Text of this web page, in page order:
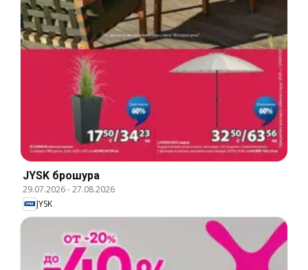
JYSK брошура
29.07.2026-27.08.2026
JYSK